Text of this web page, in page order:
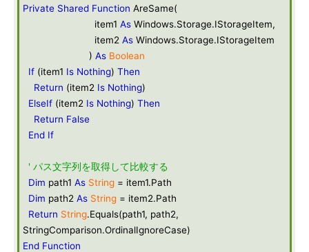
Private Shared Function AreSame(
item1 As Windows.Storage.IStorageItem,
item2 As Windows.Storage.IStorageItem
) As Boolean
If (item1 Is Nothing) Then
Return (item2 Is Nothing)
ElseIf (item2 Is Nothing) Then
Return False
End If
' パス文字列を取得して比較する
Dim path1 As String = item1.Path
Dim path2 As String = item2.Path
Return String.Equals(path1, path2,
StringComparison.OrdinalIgnoreCase)
End Function